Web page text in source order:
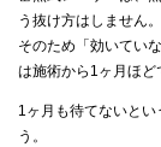
う抜け方はしません。
そのため「効いてい
は施術から1ヶ月ほど
1ヶ月も待てないと
う。